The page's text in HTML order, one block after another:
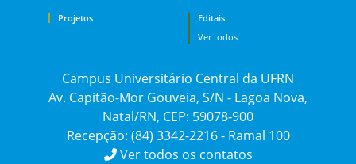
Projetos
Editais
Ver todos
Campus Universitário Central da UFRN
Av. Capitão-Mor Gouveia, S/N - Lagoa Nova,
Natal/RN, CEP: 59078-900
Recepção: (84) 3342-2216 - Ramal 100
Ver todos os contatos